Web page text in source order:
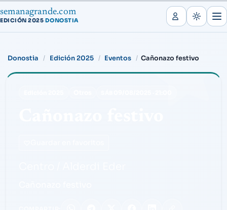
semanagrande.com
EDICIÓN 2025·DONOSTIA
Donostia Edición 2025 Eventos Cañonazo festivo